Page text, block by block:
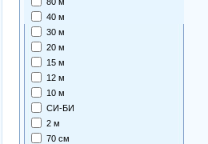
40 м
30 м
20 м
15 м
12 м
10 м
СИ-БИ
2 м
70 см